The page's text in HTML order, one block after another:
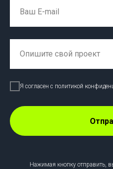
Ваш E-mail
Опишите свой проект
Я согласен с политикой
Нажимая кнопку отправить,